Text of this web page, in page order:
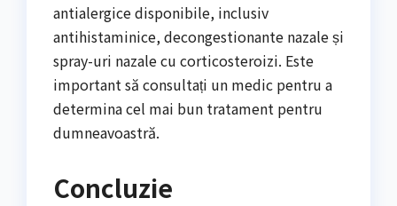
antialergice disponibile, inclusiv
antihistaminice, decongestionante nazale și
spray-uri nazale cu corticosteroizi. Este
important să consultați un medic pentru a
determina cel mai bun tratament pentru
dumneavoastră.
Concluzie